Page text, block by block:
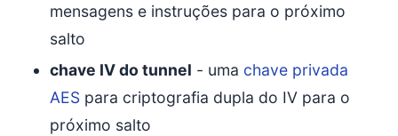
mensagens e instruções para o próximo
salto
chave IV do tunnel - uma chave privada
AES para criptografia dupla do IV para o
próximo salto